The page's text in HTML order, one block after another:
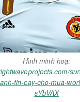
Hình minh hoạ:
tin-cay-cho-mua-
sYbVAX